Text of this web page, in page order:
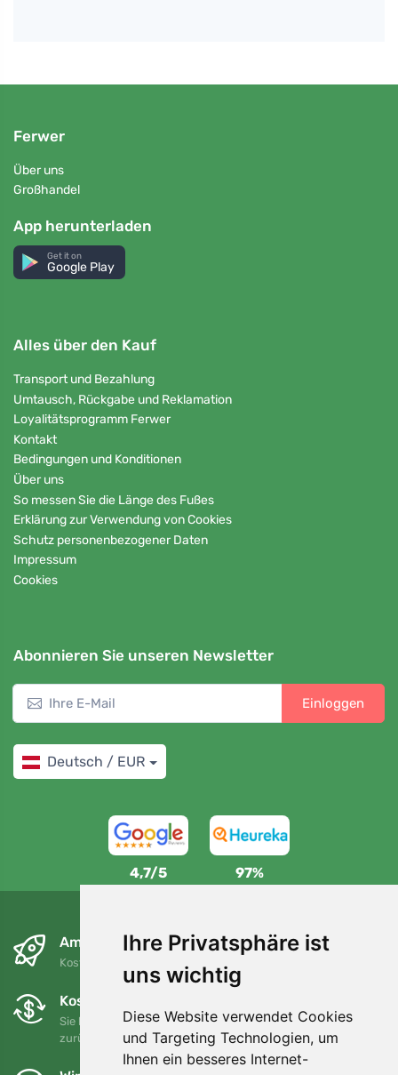
Ihre Privatsphäre ist
uns wichtig
Diese Website verwendet Cookies
und Targeting Technologien, um
Ihnen ein besseres Internet-
Ferwer
Über uns
Großhandel
App herunterladen
Get it on
Google Play
Alles über den Kauf
Transport und Bezahlung
Umtausch, Rückgabe und Reklamation
Loyalitätsprogramm Ferwer
Kontakt
Bedingungen und Konditionen
Über uns
So messen Sie die Länge des Fußes
Erklärung zur Verwendung von Cookies
Schutz personenbezogener Daten
Impressum
Cookies
Abonnieren Sie unseren Newsletter
Einloggen
Deutsch / EUR
4,7/5 97%
Am nächsten Tag und kostenlos
Kostenloser Versand für Bestellungen über 80 EUR
Kostenloser Umtausch und Rückgabe
Sie können Ihre Bestellung jederzeit innerhalb von 90 Tagen
zurückgeben oder umtauschen.